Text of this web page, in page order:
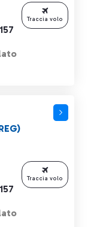
Traccia volo
Traccia volo